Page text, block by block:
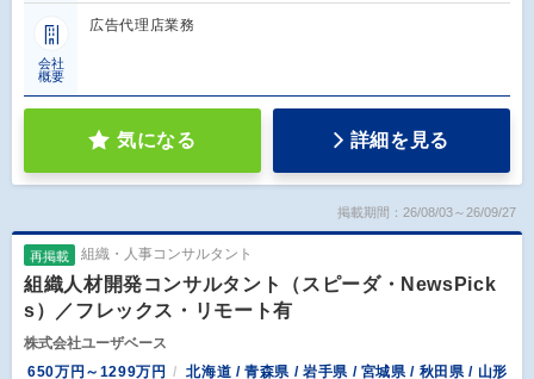
会社
概要
広告代理店業務
気になる 詳細を見る
掲載期間：26/08/03～26/09/27
再掲載 組織・人事コンサルタント
組織人材開発コンサルタント（スピーダ・NewsPick
s）／フレックス・リモート有
株式会社ユーザベース
650万円～1299万円
北海道 / 青森県 / 岩手県 / 宮城県 / 秋田県 / 山形